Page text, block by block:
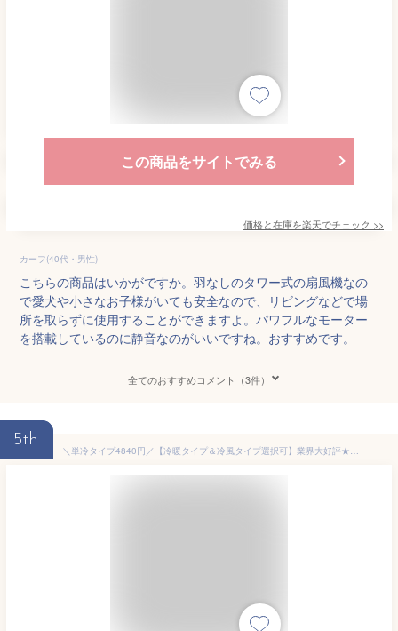
この商品をサイトでみる
価格と在庫を楽天でチェック >>
カーフ(40代・男性)
こちらの商品はいかがですか。羽なしのタワー式の扇風機なの
で愛犬や小さなお子様がいても安全なので、リビングなどで場
所を取らずに使用することができますよ。パワフルなモーター
を搭載しているのに静音なのがいいですね。おすすめです。
全てのおすすめコメント（3件）
5th
＼単冷タイプ4840円／【冷暖タイプ＆冷風タイプ選択可】業界大好評★羽なし扇風機 60cm 扇風機 羽なし 扇風機 dcモーター 羽なし 電気タワーファン 静音切タイマーリモコン付 ファンヒーター電気 セラミックヒーター 温風ヒーター 暖房器具 黒/銀/白/金色/ブルー